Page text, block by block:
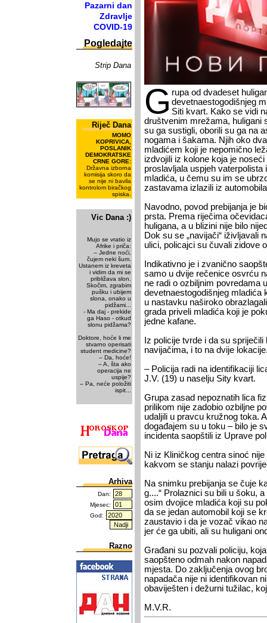
Pazarni dan
Zdravlje
COVID-19
Pogledajte
Strip Dana
Riječ Dana
MOMO
KOPRIVICA,
POSLANIK
DEMOKRATSKE
CRNE GORE:
Državna izborna
komisija skoro da
se nije ni bavila
kontrolom biračkog
spiska.
Vic Dana :)
Mujo se vratio iz
Afrike i priča:
– Jedne noći,
čujem neki šum.
Ustanem iz kreveta
i vidim da mi se
približava slon.
Skočim, zgrabim
pušku i ubijem
slona, onako u
pidžami...
- Ma daj - prekide
ga Haso - otkud
slonu pidžama?
Doktore, hoće li me
stvarno operisati
student medicine?
– Da, hoće!
– A, šta ako
operacija ne
uspije?
– Pa, neće položiti
ispit...
Arhiva
Dan:
Mjesec:
God:
Razno
G rupa od dvadeset
devetnaestogodišnjeg
Siti kvart. Kako se vidi
društvenim mrežama, huligani
su ga sustigli, oborili su ga na
nogama i šakama. Njih oko
mladićem koji je nepomično
izdvojili iz kolone koja je
proslavljala uspjeh
mladića, u čemu su im se
zastavama izlazili iz
Navodno, povod prebijanja je
prsta. Prema riječima
huligana, a u blizini nije bilo
Dok su se „navijači“ iživljavali
ulici, policajci su čuvali zidove
Indikativno je i zvanično
samo u dvije rečenice osvrću
ne radi o ozbiljnim povredama
devetnaestogodišnjeg mladića
u nastavku naširoko
grada priveli mladića koji je
jedne kafane.
Iz policije tvrde i da su
navijačima, i to na dvije
– Policija radi na identifikaciji
J.V. (19) u naselju Sity kvart.
Grupa zasad nepoznatih lica
prilikom nije zadobio ozbiljne
udaljili u pravcu kružnog toka.
događajem su u toku – bilo je
incidenta saopštili iz Uprave
Ni iz Kliničkog centra sinoć
kakvom se stanju nalazi
Na snimku prebijanja se čuje
g....“ Prolaznici su bili u šoku,
osim dvojice mladića koji su
da se jedan automobil koji se
zaustavio i da je vozač vikao
jer će ga ubiti, ali su huligani
Građani su pozvali policiju,
saopšteno odmah nakon
mjesta. Do zaključenja ovog
napadača nije ni identifikovan
obaviješten i dežurni tužilac,
M.V.R.